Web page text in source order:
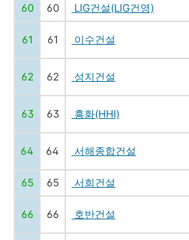
60
60 LIG건설(LIG건영)
61 61 이수건설
62 62 성지건설
63 63 흥화(HHI)
64 64 서해종합건설
65
65 서희건설
66 66 호반건설